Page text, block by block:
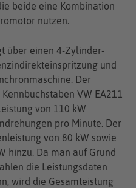
beide eine Kombination
nutzen.
über einen 4-Zylinder-
und
Der
VW EA211
von 110 kW
pro Minute. Der
von 80 kW sowie
hinzu. Da man auf Grund
die Leistungsdaten
wird die Gesamteistung